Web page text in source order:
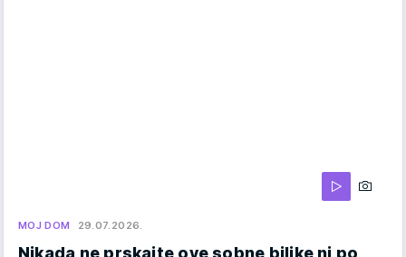
MOJ DOM 29.07.2026.
Nikada ne prskajte ove sobne biljke ni po